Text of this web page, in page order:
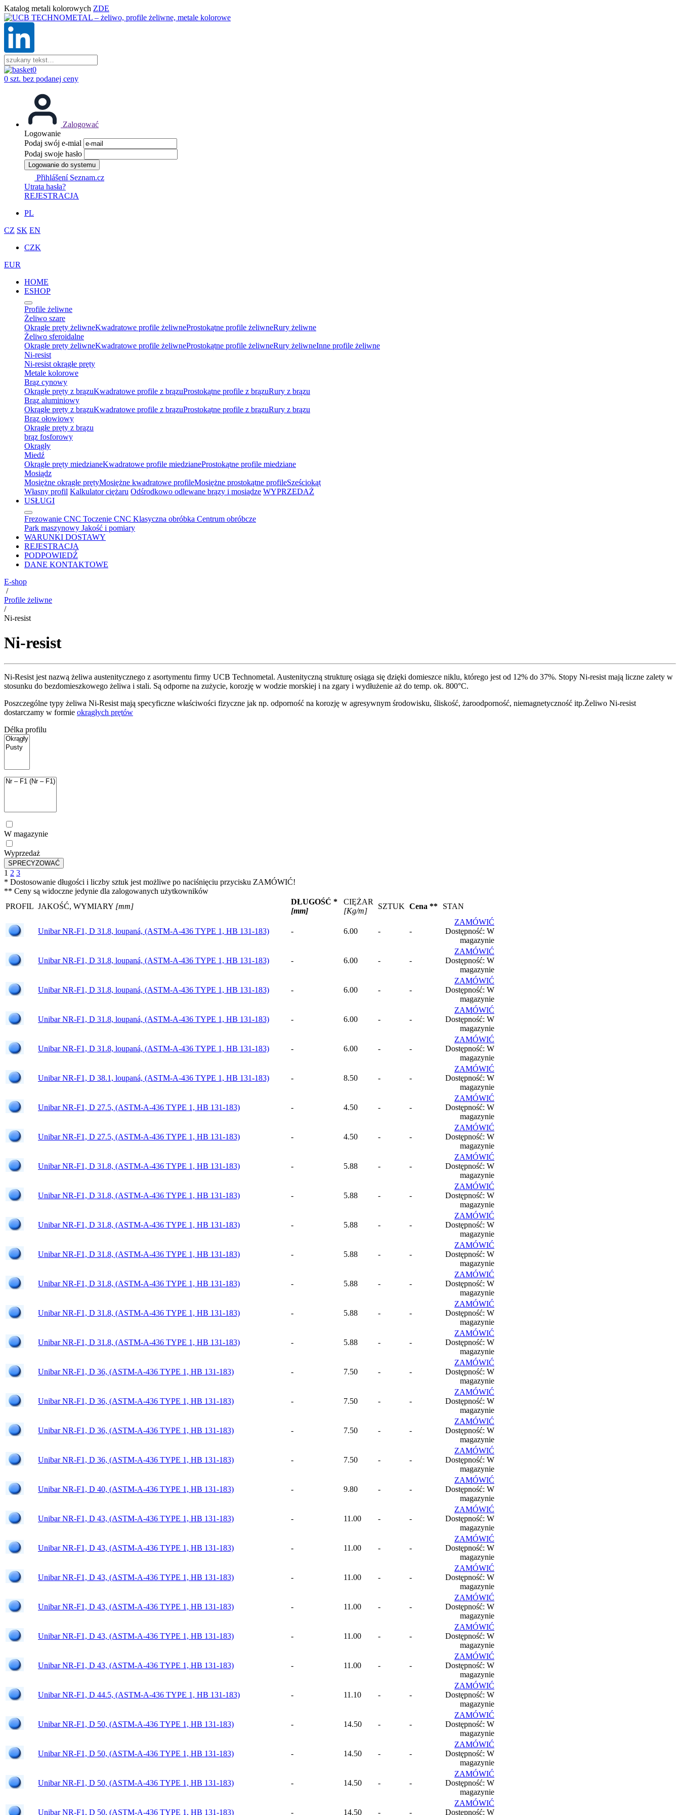
Katalog metali kolorowych ZDE
0
0 szt. bez podanej ceny
Zalogować
Logowanie
Podaj swój e-mial
Podaj swoje hasło
Logowanie do systemu
Přihlášení Seznam.cz
Utrata hasła?
REJESTRACJA
PL
CZ SK EN
CZK
EUR
HOME
ESHOP
Profile żeliwne
Żeliwo szare
Okrągłe pręty żeliwneKwadratowe profile żeliwneProstokątne profile żeliwneRury żeliwne
Żeliwo sferoidalne
Okrągłe pręty żeliwneKwadratowe profile żeliwneProstokątne profile żeliwneRury żeliwneInne profile żeliwne
Ni-resist
Ni-resist okrągłe pręty
Metale kolorowe
Brąz cynowy
Okrągłe pręty z brązuKwadratowe profile z brązuProstokątne profile z brązuRury z brązu
Brąz aluminiowy
Okrągłe pręty z brązuKwadratowe profile z brązuProstokątne profile z brązuRury z brązu
Brąz ołowiowy
Okrągłe pręty z brązu
brąz fosforowy
Okrągły
Miedź
Okrągłe pręty miedzianeKwadratowe profile miedzianeProstokątne profile miedziane
Mosiądz
Mosiężne okrągłe prętyMosiężne kwadratowe profileMosiężne prostokątne profileSześciokąt
Własny profil Kalkulator ciężaru Odśrodkowo odlewane brązy i mosiądze WYPRZEDAŻ
USŁUGI
Frezowanie CNC Toczenie CNC Klasyczna obróbka Centrum obróbcze
Park maszynowy Jakość i pomiary
WARUNKI DOSTAWY
REJESTRACJA
PODPOWIEDŹ
DANE KONTAKTOWE
E-shop
/
Profile żeliwne
/
Ni-resist
Ni-resist
Ni-Resist jest nazwą żeliwa austenitycznego z asortymentu firmy UCB Technometal. Austenityczną strukturę osiąga się dzięki domieszce niklu, którego jest od 12% do 37%. Stopy Ni-resist mają liczne zalety w
stosunku do bezdomieszkowego żeliwa i stali. Są odporne na zużycie, korozję w wodzie morskiej i na zgary i wydłużenie aż do temp. ok. 800°C.
Poszczególne typy żeliwa Ni-Resist mają specyficzne właściwości fizyczne jak np. odporność na korozję w agresywnym środowisku, śliskość, żaroodporność, niemagnetyczność itp.Żeliwo Ni-resist
dostarczamy w formie okrągłych prętów
Délka profilu
W magazynie
Wyprzedaż
1 2 3
* Dostosowanie długości i liczby sztuk jest możliwe po naciśnięciu przycisku ZAMÓWIĆ!
** Ceny są widoczne jedynie dla zalogowanych użytkowników
PROFIL JAKOŚĆ, WYMIARY [mm]
DŁUGOŚĆ *
[mm]
CIĘŻAR
[Kg/m]
SZTUK Cena ** STAN
Unibar NR-F1, D 31.8, loupaná, (ASTM-A-436 TYPE 1, HB 131-183) - 6.00 - -
ZAMÓWIĆ
Dostępność: W
magazynie
Unibar NR-F1, D 31.8, loupaná, (ASTM-A-436 TYPE 1, HB 131-183) - 6.00 - -
ZAMÓWIĆ
Dostępność: W
magazynie
Unibar NR-F1, D 31.8, loupaná, (ASTM-A-436 TYPE 1, HB 131-183) - 6.00 - -
ZAMÓWIĆ
Dostępność: W
magazynie
Unibar NR-F1, D 31.8, loupaná, (ASTM-A-436 TYPE 1, HB 131-183) - 6.00 - -
ZAMÓWIĆ
Dostępność: W
magazynie
Unibar NR-F1, D 31.8, loupaná, (ASTM-A-436 TYPE 1, HB 131-183) - 6.00 - -
ZAMÓWIĆ
Dostępność: W
magazynie
Unibar NR-F1, D 38.1, loupaná, (ASTM-A-436 TYPE 1, HB 131-183) - 8.50 - -
ZAMÓWIĆ
Dostępność: W
magazynie
Unibar NR-F1, D 27.5, (ASTM-A-436 TYPE 1, HB 131-183) - 4.50 - -
ZAMÓWIĆ
Dostępność: W
magazynie
Unibar NR-F1, D 27.5, (ASTM-A-436 TYPE 1, HB 131-183) - 4.50 - -
ZAMÓWIĆ
Dostępność: W
magazynie
Unibar NR-F1, D 31.8, (ASTM-A-436 TYPE 1, HB 131-183) - 5.88 - -
ZAMÓWIĆ
Dostępność: W
magazynie
Unibar NR-F1, D 31.8, (ASTM-A-436 TYPE 1, HB 131-183) - 5.88 - -
ZAMÓWIĆ
Dostępność: W
magazynie
Unibar NR-F1, D 31.8, (ASTM-A-436 TYPE 1, HB 131-183) - 5.88 - -
ZAMÓWIĆ
Dostępność: W
magazynie
Unibar NR-F1, D 31.8, (ASTM-A-436 TYPE 1, HB 131-183) - 5.88 - -
ZAMÓWIĆ
Dostępność: W
magazynie
Unibar NR-F1, D 31.8, (ASTM-A-436 TYPE 1, HB 131-183) - 5.88 - -
ZAMÓWIĆ
Dostępność: W
magazynie
Unibar NR-F1, D 31.8, (ASTM-A-436 TYPE 1, HB 131-183) - 5.88 - -
ZAMÓWIĆ
Dostępność: W
magazynie
Unibar NR-F1, D 31.8, (ASTM-A-436 TYPE 1, HB 131-183) - 5.88 - -
ZAMÓWIĆ
Dostępność: W
magazynie
Unibar NR-F1, D 36, (ASTM-A-436 TYPE 1, HB 131-183) - 7.50 - -
ZAMÓWIĆ
Dostępność: W
magazynie
Unibar NR-F1, D 36, (ASTM-A-436 TYPE 1, HB 131-183) - 7.50 - -
ZAMÓWIĆ
Dostępność: W
magazynie
Unibar NR-F1, D 36, (ASTM-A-436 TYPE 1, HB 131-183) - 7.50 - -
ZAMÓWIĆ
Dostępność: W
magazynie
Unibar NR-F1, D 36, (ASTM-A-436 TYPE 1, HB 131-183) - 7.50 - -
ZAMÓWIĆ
Dostępność: W
magazynie
Unibar NR-F1, D 40, (ASTM-A-436 TYPE 1, HB 131-183) - 9.80 - -
ZAMÓWIĆ
Dostępność: W
magazynie
Unibar NR-F1, D 43, (ASTM-A-436 TYPE 1, HB 131-183) - 11.00 - -
ZAMÓWIĆ
Dostępność: W
magazynie
Unibar NR-F1, D 43, (ASTM-A-436 TYPE 1, HB 131-183) - 11.00 - -
ZAMÓWIĆ
Dostępność: W
magazynie
Unibar NR-F1, D 43, (ASTM-A-436 TYPE 1, HB 131-183) - 11.00 - -
ZAMÓWIĆ
Dostępność: W
magazynie
Unibar NR-F1, D 43, (ASTM-A-436 TYPE 1, HB 131-183) - 11.00 - -
ZAMÓWIĆ
Dostępność: W
magazynie
Unibar NR-F1, D 43, (ASTM-A-436 TYPE 1, HB 131-183) - 11.00 - -
ZAMÓWIĆ
Dostępność: W
magazynie
Unibar NR-F1, D 43, (ASTM-A-436 TYPE 1, HB 131-183) - 11.00 - -
ZAMÓWIĆ
Dostępność: W
magazynie
Unibar NR-F1, D 44.5, (ASTM-A-436 TYPE 1, HB 131-183) - 11.10 - -
ZAMÓWIĆ
Dostępność: W
magazynie
Unibar NR-F1, D 50, (ASTM-A-436 TYPE 1, HB 131-183) - 14.50 - -
ZAMÓWIĆ
Dostępność: W
magazynie
Unibar NR-F1, D 50, (ASTM-A-436 TYPE 1, HB 131-183) - 14.50 - -
ZAMÓWIĆ
Dostępność: W
magazynie
Unibar NR-F1, D 50, (ASTM-A-436 TYPE 1, HB 131-183) - 14.50 - -
ZAMÓWIĆ
Dostępność: W
magazynie
Unibar NR-F1, D 50, (ASTM-A-436 TYPE 1, HB 131-183) - 14.50 - -
ZAMÓWIĆ
Dostępność: W